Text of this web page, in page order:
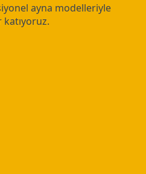
ayna modelleriyle
katıyoruz.